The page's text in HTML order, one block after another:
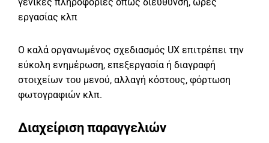
εργασίας κλπ
Ο καλά οργανωμένος σχεδιασμός UX επιτρέπει την
εύκολη ενημέρωση, επεξεργασία ή διαγραφή
στοιχείων του μενού, αλλαγή κόστους, φόρτωση
φωτογραφιών κλπ.
Διαχείριση παραγγελιών